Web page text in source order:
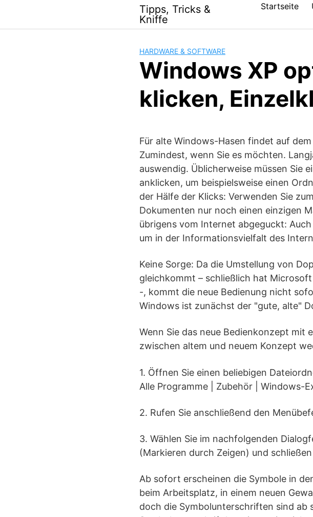
content
Tipps, Tricks &
Kniffe
Startseite
HARDWARE & SOFTWARE
Windows XP
klicken,
Für alte Windows-Hasen findet auf
Zumindest, wenn Sie es möchten.
auswendig. Üblicherweise müssen Sie
anklicken, um beispielsweise einen
der Hälfe der Klicks: Verwenden Sie
Dokumenten nur noch einen einzigen
übrigens vom Internet abgeguckt:
um in der Informationsvielfalt des
Keine Sorge: Da die Umstellung von
gleichkommt – schließlich hat
-, kommt die neue Bedienung nicht
Windows ist zunächst der "gute, alte"
Wenn Sie das neue Bedienkonzept mit
zwischen altem und neuem Konzept
1. Öffnen Sie einen beliebigen
Alle Programme | Zubehör | Windows-
2. Rufen Sie anschließend den
3. Wählen Sie im nachfolgenden
(Markieren durch Zeigen) und
Ab sofort erscheinen die Symbole in
beim Arbeitsplatz, in einem neuen
doch die Symbolunterschriften sind